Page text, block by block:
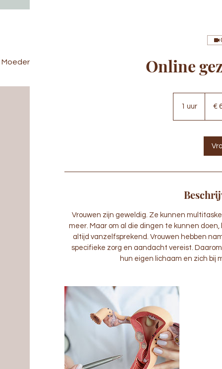
Moeder & Baby Vrouwelijke gezondheid Workshops
Online
1 uur €
Vrouwen zijn geweldig. Ze kunnen
meer. Maar om al die dingen te kunnen
altijd vanzelfsprekend. Vrouwen hebben
specifieke zorg en aandacht vereist.
hun eigen lichaam en zich bij